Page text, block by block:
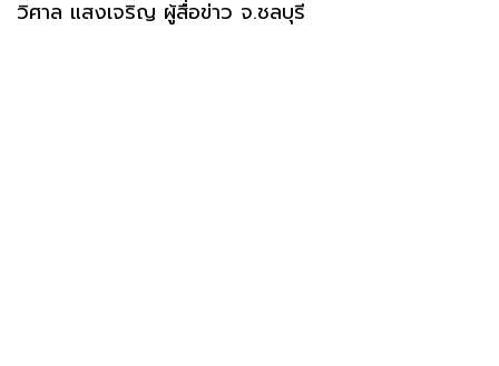
วิศาล แสงเจริญ ผู้สื่อข่าว จ.ชลบุรี